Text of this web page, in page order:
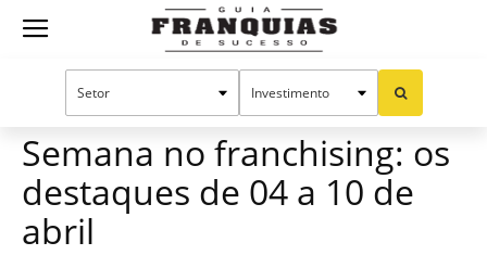
Guia
Manual do sucesso
Semana no franchising: os
destaques de 04 a 10 de
abril